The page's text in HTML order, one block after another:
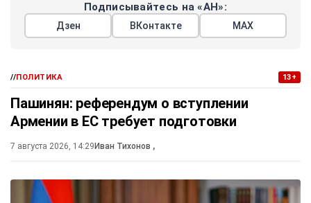
Подписывайтесь на «АН»:
Дзен ВКонтакте МАХ
//ПОЛИТИКА 13+
Пашинян: референдум о вступлении
Армении в ЕС требует подготовки
7 августа 2026, 14:29 Иван Тихонов ,